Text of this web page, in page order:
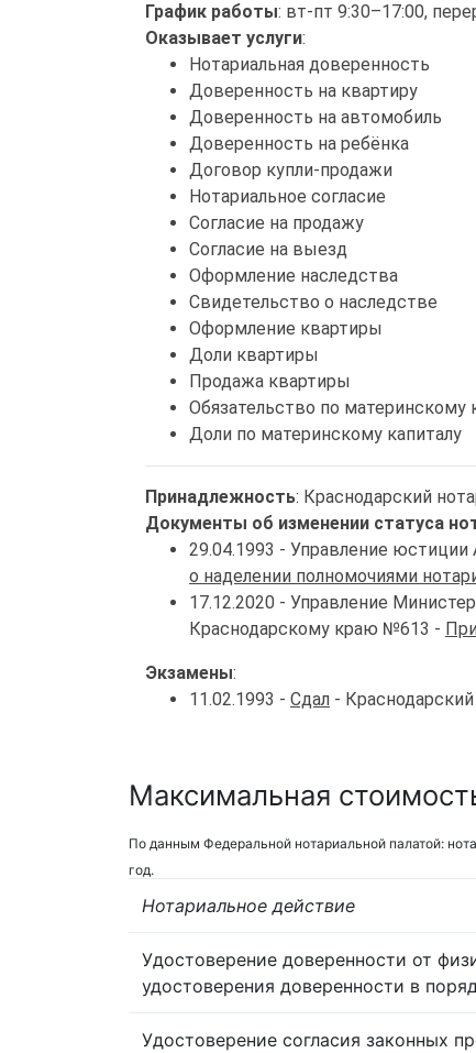
График работы: вт-пт 9:30–17:00,
Оказывает услуги:
Нотариальная доверенность
Доверенность на квартиру
Доверенность на автомобиль
Доверенность на ребёнка
Договор купли-продажи
Нотариальное согласие
Согласие на продажу
Согласие на выезд
Оформление наследства
Свидетельство о наследстве
Оформление квартиры
Доли квартиры
Продажа квартиры
Обязательство по материнскому
Доли по материнскому капиталу
Принадлежность: Краснодарский
Документы об изменении статуса
29.04.1993 - Управление
о наделении полномочиями
17.12.2020 - Управление
Краснодарскому краю №613 -
Экзамены:
11.02.1993 - Сдал -
Максимальная
По данным Федеральной нотариальной палатой:
год.
Нотариальное действие
Удостоверение доверенности от
удостоверения доверенности в
Удостоверение согласия законных